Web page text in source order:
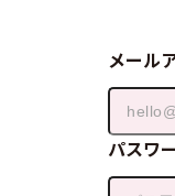
メール
パスワ